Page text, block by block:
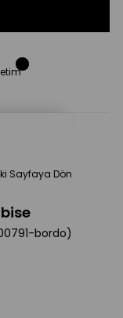
Sayfaya Dön
bordo)